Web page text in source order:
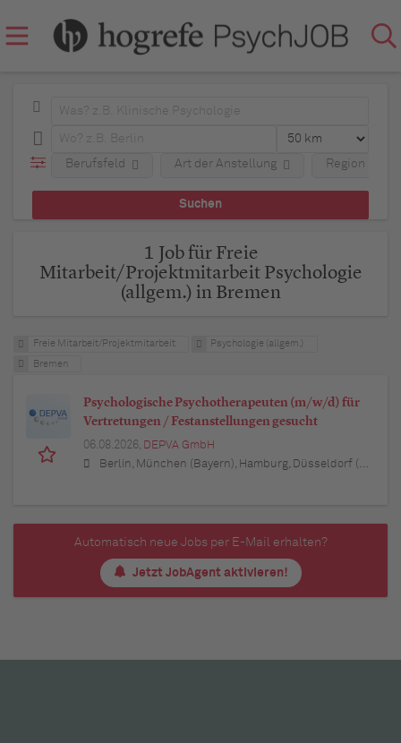
Berufsfeld Art der Anstellung Region
1 Job für Freie
Mitarbeit/Projektmitarbeit Psychologie
(allgem.) in Bremen
Freie Mitarbeit/Projektmitarbeit Psychologie (allgem.)
Bremen
Psychologische Psychotherapeuten (m/w/d) für
Vertretungen / Festanstellungen gesucht
06.08.2026, DEPVA GmbH
Berlin, München (Bayern), Hamburg, Düsseldorf (Nordrhein-Westfalen), Köln (Nordrhein-Westfalen), Essen (Nordrhein-Westfalen), Dortmund (Nordrhein-Westfalen), Stuttgart (Baden-Württemberg), Heilbronn (Baden-Württemberg), Hannover (Niedersachsen), Rostock (Mecklenburg-Vorpommern), Kiel (Schleswig-Holstein), Augsburg (Bayern), Nürnberg (Bayern), Frankfurt am Main (Hessen), Bremen, Schwerin (Mecklenburg-Vorpommern), Mainz (Rheinland-Pfalz), Saarbrücken (Saarland), Dresden (Sachsen), Magdeburg (Sachsen-Anhalt), Potsdam (Brandenburg), Erfurt (Thüringen), Würzburg (Bayern), Heilbronn (Baden-Württemberg), Leipzig (Sachsen)
Automatisch neue Jobs per E-Mail erhalten?
Jetzt JobAgent aktivieren!